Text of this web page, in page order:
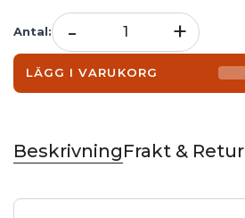
Antal: - +
LÄGG I VARUKORG
BeskrivningFrakt & Retur